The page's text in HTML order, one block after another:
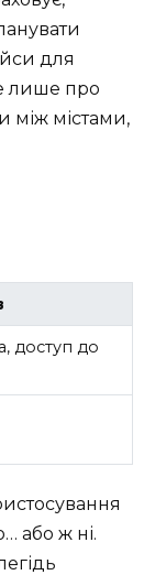
для
лише про
між містами,
доступ до
або ж ні.